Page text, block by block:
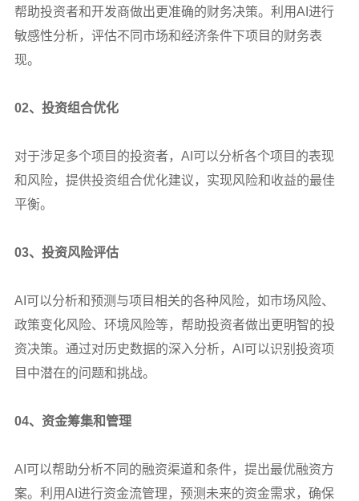
帮助投资者和开发商做出更准确的财务决策。利用AI进行
敏感性分析，评估不同市场和经济条件下项目的财务表
现。
02、投资组合优化
对于涉足多个项目的投资者，AI可以分析各个项目的表现
和风险，提供投资组合优化建议，实现风险和收益的最佳
平衡。
03、投资风险评估
AI 可以分析和预测与项目相关的各种风险，如市场风险、
政策变化风险、环境风险等，帮助投资者做出更明智的投
资决策。通过对历史数据的深入分析，AI可以识别投资项
目中潜在的问题和挑战。
04、资金筹集和管理
AI 可以帮助分析不同的融资渠道和条件，提出最优融资方
案。利用AI进行资金流管理，预测未来的资金需求，确保